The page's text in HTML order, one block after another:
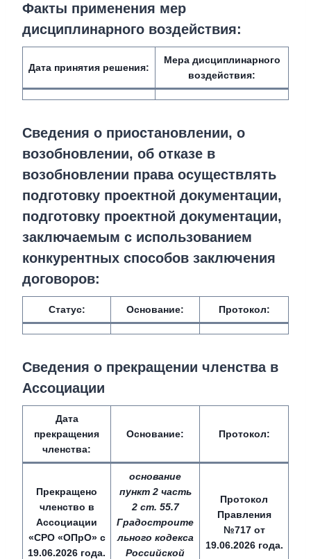
Факты применения мер
дисциплинарного воздействия:
Дата принятия решения:
Мера дисциплинарного
воздействия:
Сведения о приостановлении, о
возобновлении, об отказе в
возобновлении права осуществлять
подготовку проектной документации,
подготовку проектной документации,
заключаемым с использованием
конкурентных способов заключения
договоров:
Статус: Основание: Протокол:
Сведения о прекращении членства в
Ассоциации
Дата
прекращения
членства:
Основание: Протокол:
Прекращено
членство в
Ассоциации
«СРО «ОПрО» с
19.06.2026 года.
основание
пункт 2 часть
2 ст. 55.7
Градостроите
льного кодекса
Российской
Протокол
Правления
№717 от
19.06.2026 года.